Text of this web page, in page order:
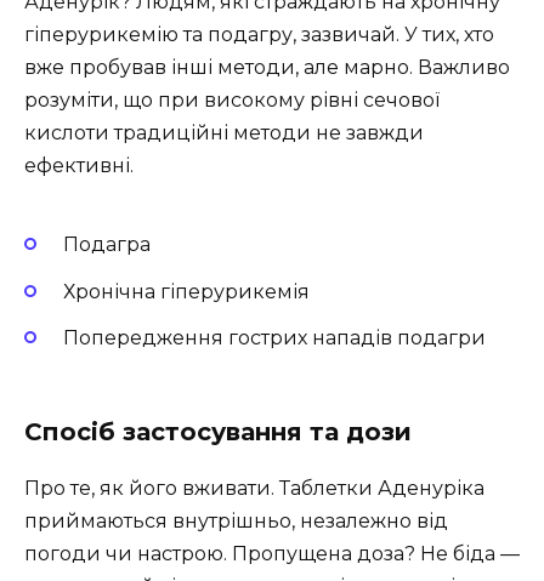
гіперурикемію та подагру, зазвичай. У тих, хто
вже пробував інші методи, але марно. Важливо
розуміти, що при високому рівні сечової
кислоти традиційні методи не завжди
ефективні.
Подагра
Хронічна гіперурикемія
Попередження гострих нападів подагри
Спосіб застосування та дози
Про те, як його вживати. Таблетки Аденуріка
приймаються внутрішньо, незалежно від
погоди чи настрою. Пропущена доза? Не біда —